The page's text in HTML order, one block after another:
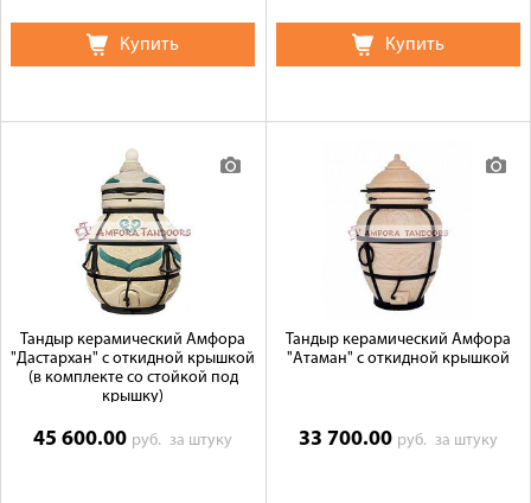
Купить Купить
Тандыр керамический Амфора
"Дастархан" с откидной крышкой
(в комплекте со стойкой под
крышку)
45 600.00 руб.за штуку
Тандыр керамический Амфора
"Атаман" с откидной крышкой
33 700.00 руб. за штуку